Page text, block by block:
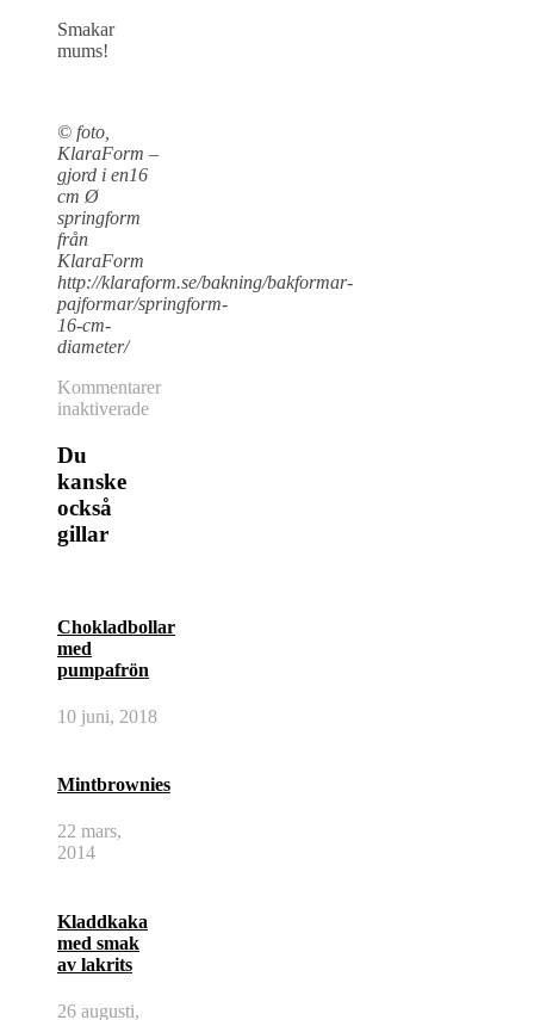
Smakar
mums!
© foto,
KlaraForm –
gjord i en16
cm Ø
springform
från
KlaraForm
http://klaraform.se/bakning/bakformar-
pajformar/springform-
16-cm-
diameter/
Kommentarer
inaktiveradeför
Du
kanske
också
gillar
Chokladbollar
med
pumpafrön
10 juni, 2018
Mintbrownies
22 mars,
2014
Kladdkaka
med smak
av lakrits
26 augusti,